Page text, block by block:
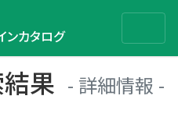
ンカタログ
結果
詳細情報